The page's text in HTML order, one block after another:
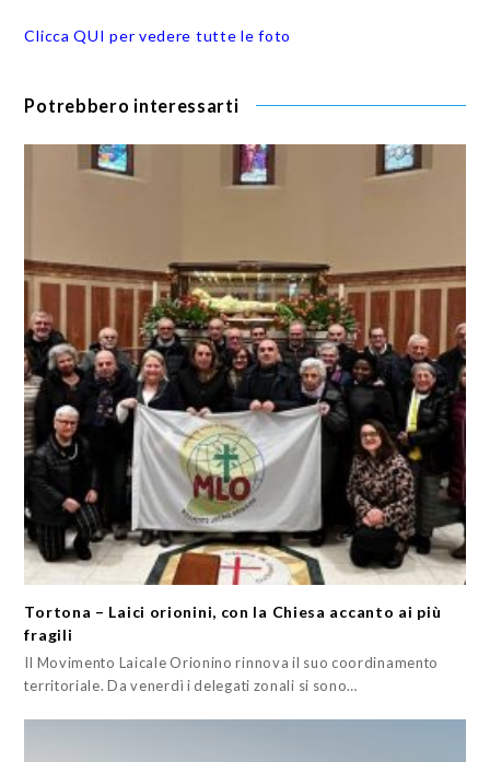
Clicca QUI per vedere tutte le foto
Potrebbero interessarti
Tortona – Laici orionini, con la Chiesa accanto ai più
fragili
Il Movimento Laicale Orionino rinnova il suo coordinamento
territoriale. Da venerdì i delegati zonali si sono…